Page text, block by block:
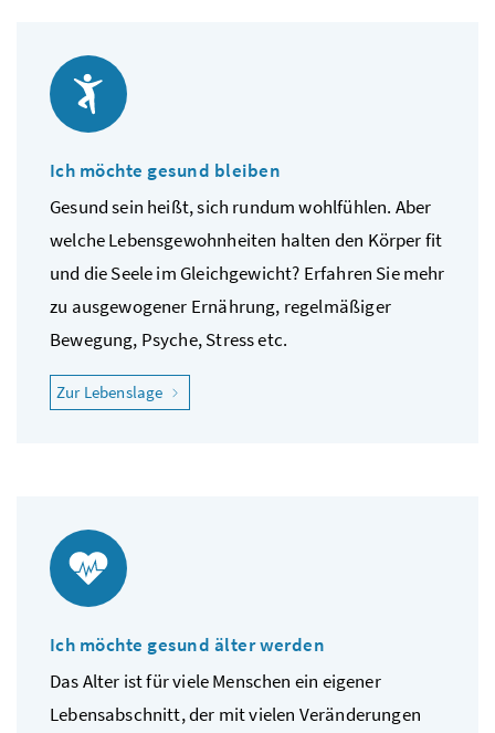
Ich möchte gesund bleiben
Gesund sein heißt, sich rundum wohlfühlen. Aber
welche Lebensgewohnheiten halten den Körper fit
und die Seele im Gleichgewicht? Erfahren Sie mehr
zu ausgewogener Ernährung, regelmäßiger
Bewegung, Psyche, Stress etc.
Zur Lebenslage "Ich möchte gesund bleiben"
Ich möchte gesund älter werden
Das Alter ist für viele Menschen ein eigener
Lebensabschnitt, der mit vielen Veränderungen